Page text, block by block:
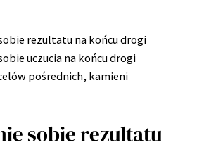
rezultatu na końcu drogi
uczucia na końcu drogi
pośrednich, kamieni
sobie rezultatu